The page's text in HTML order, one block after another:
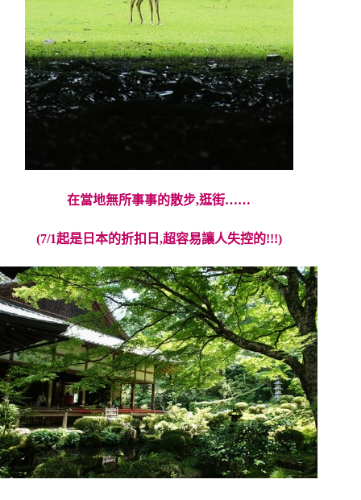
在當地無所事事的散步,逛街……
(7/1起是日本的折扣日,超容易讓人失控的!!!)